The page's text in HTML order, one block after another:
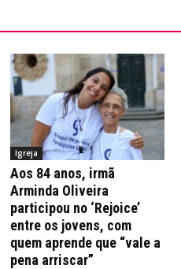
Igreja
Aos 84 anos, irmã
Arminda Oliveira
participou no ‘Rejoice’
entre os jovens, com
quem aprende que “vale a
pena arriscar”